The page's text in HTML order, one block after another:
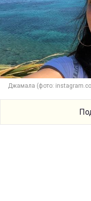
Джамала (фото: